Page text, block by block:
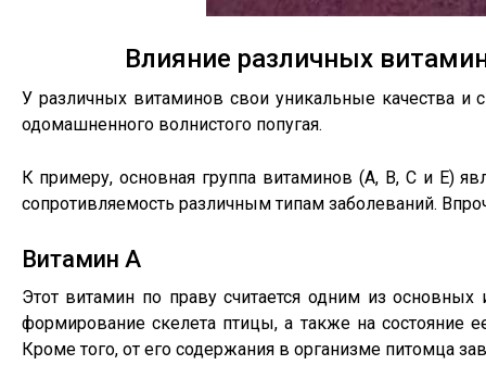
Влияние различных
У различных витаминов свои уникальные качества
одомашненного волнистого попугая.
К примеру, основная группа витаминов (А, В, С и Е)
сопротивляемость различным типам заболеваний.
Витамин А
Этот витамин по праву считается одним из
формирование скелета птицы, а также на состояние
Кроме того, от его содержания в организме питомца